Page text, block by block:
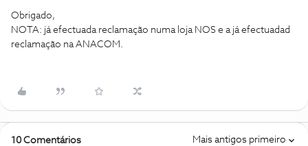
Obrigado,
NOTA: já efectuada reclamação numa loja NOS e a já efectuadad
reclamação na ANACOM.
10 Comentários Mais antigos primeiro